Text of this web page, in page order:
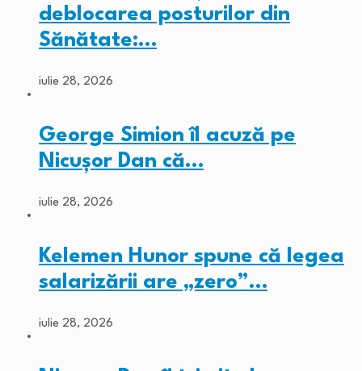
deblocarea posturilor din
Sănătate:…
iulie 28, 2026
George Simion îl acuză pe
Nicușor Dan că…
iulie 28, 2026
Kelemen Hunor spune că legea
salarizării are „zero”…
iulie 28, 2026